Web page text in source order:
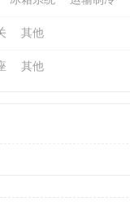
其他
其他